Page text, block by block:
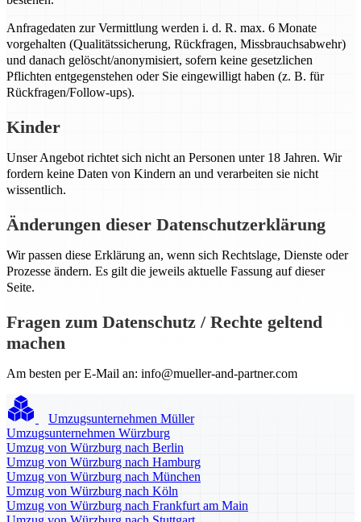
Anfragedaten zur Vermittlung werden i. d. R. max. 6 Monate
vorgehalten (Qualitätssicherung, Rückfragen, Missbrauchsabwehr)
und danach gelöscht/anonymisiert, sofern keine gesetzlichen
Pflichten entgegenstehen oder Sie eingewilligt haben (z. B. für
Rückfragen/Follow-ups).
Kinder
Unser Angebot richtet sich nicht an Personen unter 18 Jahren. Wir
fordern keine Daten von Kindern an und verarbeiten sie nicht
wissentlich.
Änderungen dieser Datenschutzerklärung
Wir passen diese Erklärung an, wenn sich Rechtslage, Dienste oder
Prozesse ändern. Es gilt die jeweils aktuelle Fassung auf dieser
Seite.
Fragen zum Datenschutz / Rechte geltend
machen
Am besten per E-Mail an: info@mueller-and-partner.com
Umzugsunternehmen Müller
Umzugsunternehmen Würzburg
Umzug von Würzburg nach Berlin
Umzug von Würzburg nach Hamburg
Umzug von Würzburg nach München
Umzug von Würzburg nach Köln
Umzug von Würzburg nach Frankfurt am Main